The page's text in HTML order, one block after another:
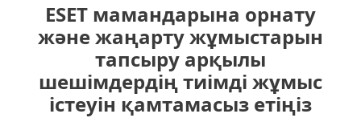
ESET мамандарына орнату
және жаңарту жұмыстарын
тапсыру арқылы
шешімдердің тиімді жұмыс
істеуін қамтамасыз етіңіз